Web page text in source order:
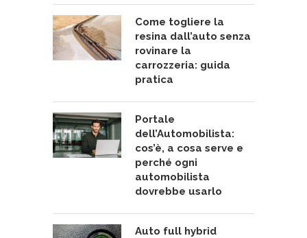
Come togliere la
resina dall’auto senza
rovinare la
carrozzeria: guida
pratica
Portale
dell’Automobilista:
cos’è, a cosa serve e
perché ogni
automobilista
dovrebbe usarlo
Auto full hybrid